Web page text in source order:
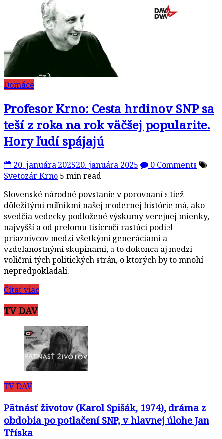
Domáce
Profesor Krno: Cesta hrdinov SNP sa
teší z roka na rok väčšej popularite.
Hory ľudí spájajú
20. januára 202520. januára 2025
0 Comments
Svetozár Krno 5 min read
Slovenské národné povstanie v porovnaní s tiež
dôležitými míľnikmi našej modernej histórie má, ako
svedčia vedecky podložené výskumy verejnej mienky,
najvyšší a od prelomu tisícročí rastúci podiel
priaznivcov medzi všetkými generáciami a
vzdelanostnými skupinami, a to dokonca aj medzi
voličmi tých politických strán, o ktorých by to mnohí
nepredpokladali.
Čítať viac
TV DAV
TV DAV
Pätnásť životov (Karol Spišák, 1974), dráma z
obdobia po potlačení SNP, v hlavnej úlohe Jan
Tříska